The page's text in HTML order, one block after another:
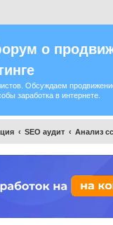
о
Обсуждаем
заработка в интернете.
SEO аудит Анализ